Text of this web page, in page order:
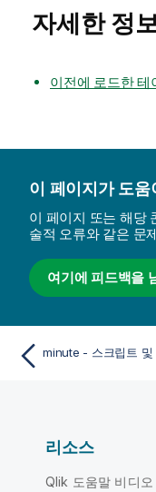
자세한 정
이전에 로드한 테
이 페이지가 도
이 페이지 또는 해당
술적 오류와 같은 문
여기에 피드백을
리소스
Qlik 도움말 비디오